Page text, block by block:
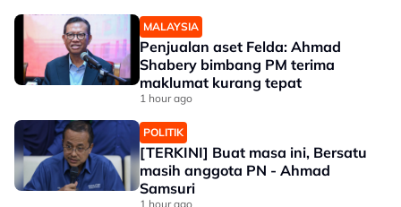
MALAYSIA
Penjualan aset Felda: Ahmad
Shabery bimbang PM terima
maklumat kurang tepat
1 hour ago
POLITIK
[TERKINI] Buat masa ini, Bersatu
masih anggota PN - Ahmad
Samsuri
1 hour ago